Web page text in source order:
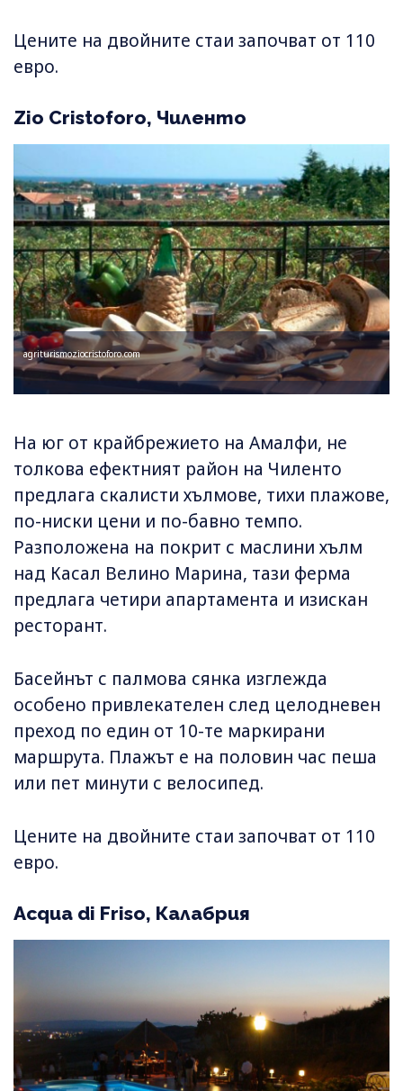
Цените на двойните стаи започват от 110
евро.
Zio Cristoforo, Чиленто
agriturismoziocristoforo.com
На юг от крайбрежието на Амалфи, не
толкова ефектният район на Чиленто
предлага скалисти хълмове, тихи плажове,
по-ниски цени и по-бавно темпо.
Разположена на покрит с маслини хълм
над Касал Велино Марина, тази ферма
предлага четири апартамента и изискан
ресторант.
Басейнът с палмова сянка изглежда
особено привлекателен след целодневен
преход по един от 10-те маркирани
маршрута. Плажът е на половин час пеша
или пет минути с велосипед.
Цените на двойните стаи започват от 110
евро.
Acqua di Friso, Калабрия